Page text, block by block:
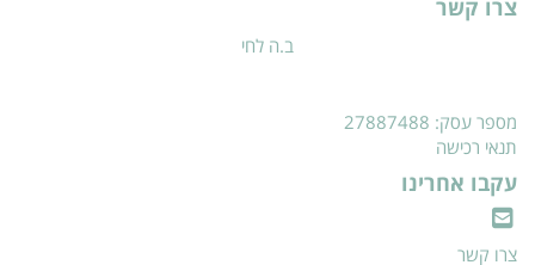
צרו קשר
ב.ה לחי
מספר עסק: 27887488
תנאי רכישה
עקבו אחרינו
צרו קשר